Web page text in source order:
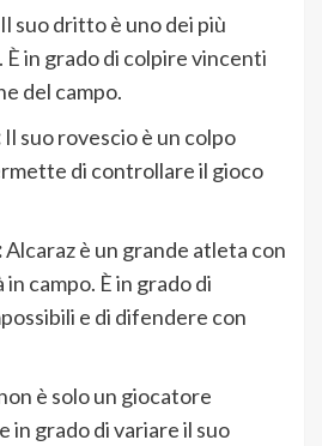
Il suo dritto è uno dei più
in grado di colpire vincenti
del campo.
Il suo rovescio è un colpo
di controllare il gioco
Alcaraz è un grande atleta con
campo. È in grado di
e di difendere con
è solo un giocatore
in grado di variare il suo